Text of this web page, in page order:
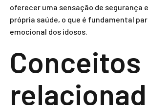
oferecer uma sensação de segurança
própria saúde, o que é fundamental
emocional dos idosos.
Conceitos